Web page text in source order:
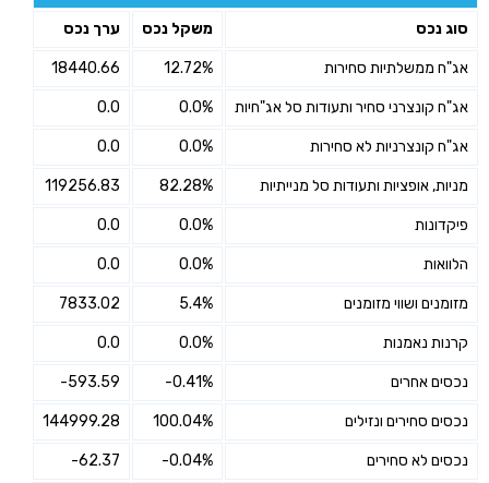
סוג נכס משקל נכס ערך נכס
אג"ח ממשלתיות סחירות 12.72%
18440.66
אג"ח קונצרני סחיר ותעודות סל אג"חיות 0.0%
0.0
אג"ח קונצרניות לא סחירות 0.0%
0.0
מניות, אופציות ותעודות סל מנייתיות 82.28%
119256.83
פיקדונות 0.0%
0.0
הלוואות 0.0%
0.0
מזומנים ושווי מזומנים 5.4%
7833.02
קרנות נאמנות 0.0%
0.0
נכסים אחרים -0.41%
-593.59
נכסים סחירים ונזילים 100.04%
144999.28
נכסים לא סחירים -0.04%
-62.37